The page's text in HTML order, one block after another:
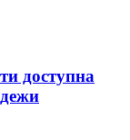
доступна